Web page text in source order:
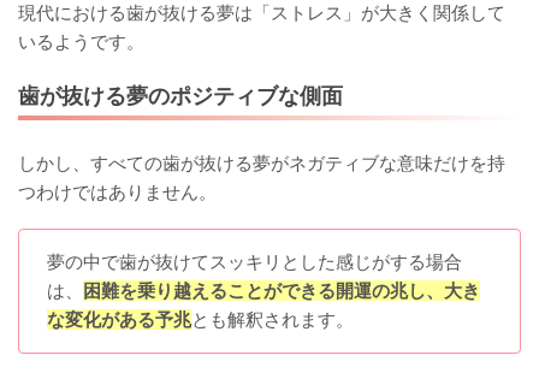
現代における歯が抜ける夢は「ストレス」が大きく関係して
いるようです。
歯が抜ける夢のポジティブな側面
しかし、すべての歯が抜ける夢がネガティブな意味だけを持
つわけではありません。
夢の中で歯が抜けてスッキリとした感じがする場合
は、
困難を乗り越えることができる開運の兆し、大き
な変化がある予兆とも解釈されます。